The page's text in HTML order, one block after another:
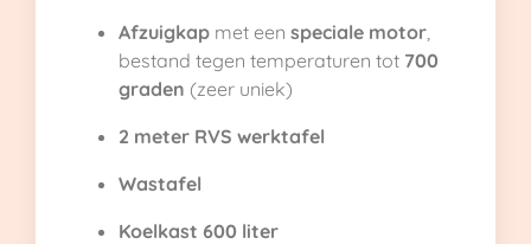
Afzuigkap met een speciale motor
bestand tegen temperaturen tot 700
graden (zeer uniek)
2 meter RVS werktafel
Wastafel
Koelkast 600 liter